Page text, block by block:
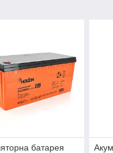
батарея